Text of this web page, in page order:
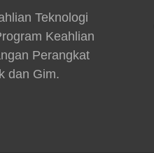
Teknologi
Keahlian
Perangkat
dan Gim.